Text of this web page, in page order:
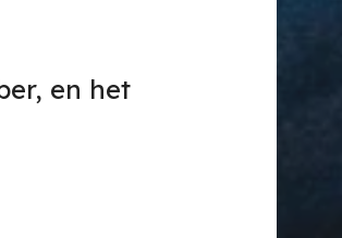
en het